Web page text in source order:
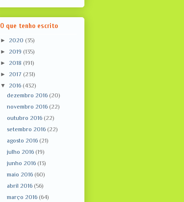
O que tenho escrito
► 2020 (35)
► 2019 (135)
► 2018 (191)
► 2017 (231)
▼ 2016 (432)
dezembro 2016 (20)
novembro 2016 (22)
outubro 2016 (22)
setembro 2016 (22)
agosto 2016 (21)
julho 2016 (19)
junho 2016 (13)
maio 2016 (60)
abril 2016 (56)
março 2016 (64)